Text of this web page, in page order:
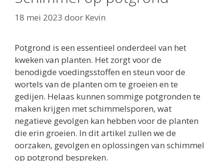
18 mei 2023 door Kevin
Potgrond is een essentieel onderdeel van het
kweken van planten. Het zorgt voor de
benodigde voedingsstoffen en steun voor de
wortels van de planten om te groeien en te
gedijen. Helaas kunnen sommige potgronden te
maken krijgen met schimmelsporen, wat
negatieve gevolgen kan hebben voor de planten
die erin groeien. In dit artikel zullen we de
oorzaken, gevolgen en oplossingen van schimmel
op potgrond bespreken.